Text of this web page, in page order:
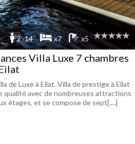
2 -14 x7 x5
Villa Luxe 7 chambres
de Luxe à Eilat. Villa de prestige à Eilat
qualité avec de nombreuses attractions
étages, et se compose de sept[....]